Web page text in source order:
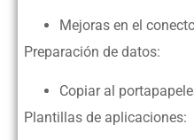
Mejoras en el
Preparación de datos:
Copiar al
Plantillas de aplicaciones: